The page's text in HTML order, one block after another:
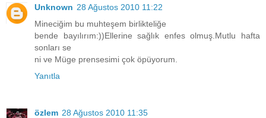
Unknown 28 Ağustos 2010 11:22
Mineciğim bu muhteşem birlikteliğe
bende bayılırım:))Ellerine sağlık enfes olmuş.Mutlu hafta
sonları se
ni ve Müge prensesimi çok öpüyorum.
Yanıtla
özlem 28 Ağustos 2010 11:35